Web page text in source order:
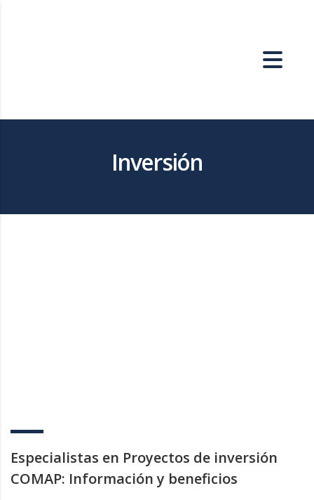
Inversión
Especialistas en Proyectos de inversión
COMAP: Información y beneficios